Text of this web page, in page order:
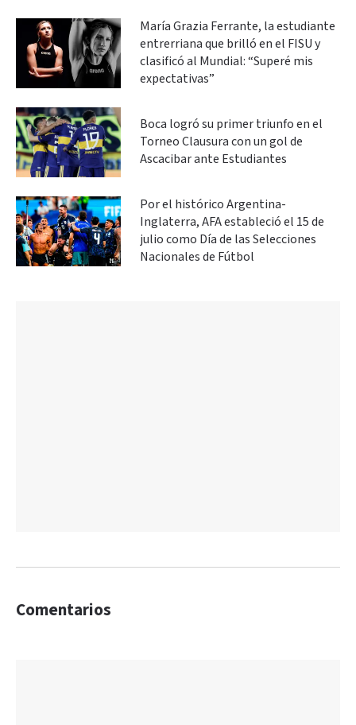
María Grazia Ferrante, la estudiante
entrerriana que brilló en el FISU y
clasificó al Mundial: “Superé mis
expectativas”
Boca logró su primer triunfo en el
Torneo Clausura con un gol de
Ascacibar ante Estudiantes
Por el histórico Argentina-
Inglaterra, AFA estableció el 15 de
julio como Día de las Selecciones
Nacionales de Fútbol
Comentarios